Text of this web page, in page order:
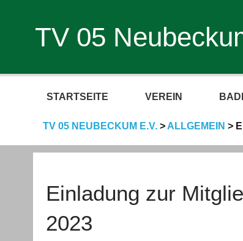
TV 05
STARTSEITE VEREIN
TV 05 NEUBECKUM E.V.> ALLGEMEIN >
Einladung zur
2023